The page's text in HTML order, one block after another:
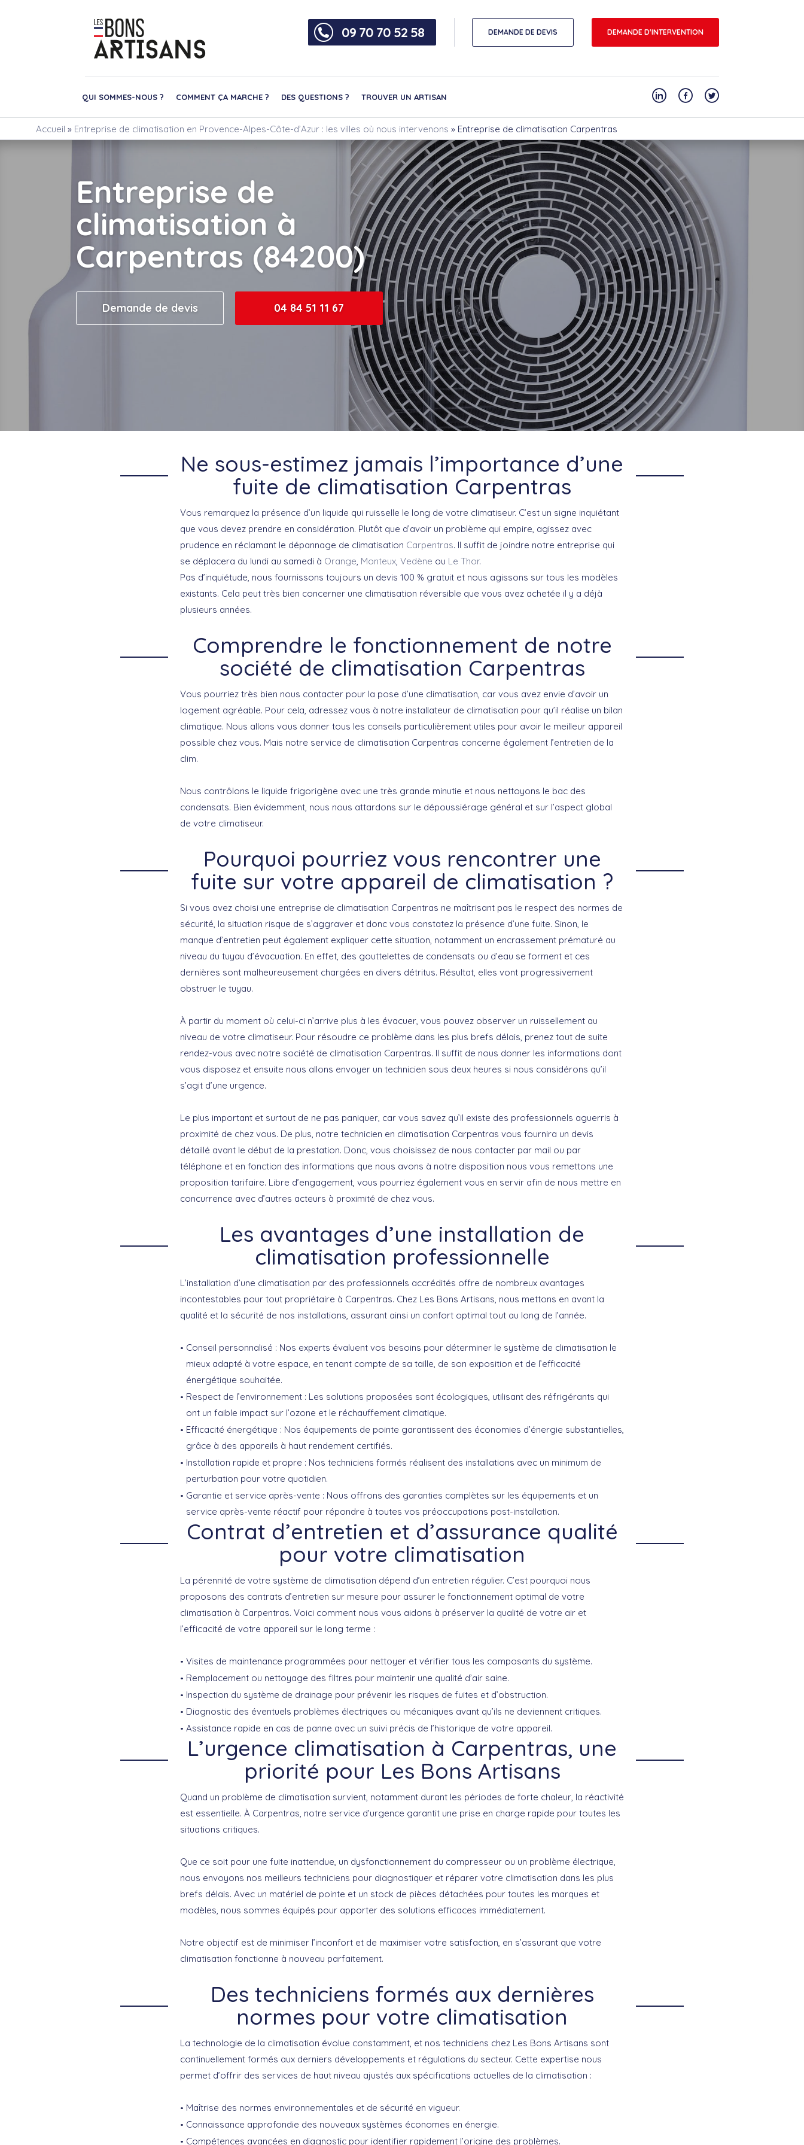
09 70 70 52 58 DEMANDE DE DEVIS DEMANDE D'INTERVENTION
QUI SOMMES-NOUS ? COMMENT ÇA MARCHE ? DES QUESTIONS ? TROUVER UN ARTISAN
Accueil » Entreprise de climatisation en Provence-Alpes-Côte-d’Azur : les villes où nous intervenons » Entreprise de climatisation Carpentras
Entreprise de
climatisation à
Carpentras (84200)
Demande de devis 04 84 51 11 67
Ne sous-estimez jamais l’importance d’une
fuite de climatisation Carpentras
Vous remarquez la présence d’un liquide qui ruisselle le long de votre climatiseur. C’est un signe inquiétant
que vous devez prendre en considération. Plutôt que d’avoir un problème qui empire, agissez avec
prudence en réclamant le dépannage de climatisation Carpentras. Il suffit de joindre notre entreprise qui
se déplacera du lundi au samedi à Orange, Monteux, Vedène ou Le Thor.
Pas d’inquiétude, nous fournissons toujours un devis 100 % gratuit et nous agissons sur tous les modèles
existants. Cela peut très bien concerner une climatisation réversible que vous avez achetée il y a déjà
plusieurs années.
Comprendre le fonctionnement de notre
société de climatisation Carpentras
Vous pourriez très bien nous contacter pour la pose d’une climatisation, car vous avez envie d’avoir un
logement agréable. Pour cela, adressez vous à notre installateur de climatisation pour qu’il réalise un bilan
climatique. Nous allons vous donner tous les conseils particulièrement utiles pour avoir le meilleur appareil
possible chez vous. Mais notre service de climatisation Carpentras concerne également l’entretien de la
clim.
Nous contrôlons le liquide frigorigène avec une très grande minutie et nous nettoyons le bac des
condensats. Bien évidemment, nous nous attardons sur le dépoussiérage général et sur l’aspect global
de votre climatiseur.
Pourquoi pourriez vous rencontrer une
fuite sur votre appareil de climatisation ?
Si vous avez choisi une entreprise de climatisation Carpentras ne maîtrisant pas le respect des normes de
sécurité, la situation risque de s’aggraver et donc vous constatez la présence d’une fuite. Sinon, le
manque d’entretien peut également expliquer cette situation, notamment un encrassement prématuré au
niveau du tuyau d’évacuation. En effet, des gouttelettes de condensats ou d’eau se forment et ces
dernières sont malheureusement chargées en divers détritus. Résultat, elles vont progressivement
obstruer le tuyau.
À partir du moment où celui-ci n’arrive plus à les évacuer, vous pouvez observer un ruissellement au
niveau de votre climatiseur. Pour résoudre ce problème dans les plus brefs délais, prenez tout de suite
rendez-vous avec notre société de climatisation Carpentras. Il suffit de nous donner les informations dont
vous disposez et ensuite nous allons envoyer un technicien sous deux heures si nous considérons qu’il
s’agit d’une urgence.
Le plus important et surtout de ne pas paniquer, car vous savez qu’il existe des professionnels aguerris à
proximité de chez vous. De plus, notre technicien en climatisation Carpentras vous fournira un devis
détaillé avant le début de la prestation. Donc, vous choisissez de nous contacter par mail ou par
téléphone et en fonction des informations que nous avons à notre disposition nous vous remettons une
proposition tarifaire. Libre d’engagement, vous pourriez également vous en servir afin de nous mettre en
concurrence avec d’autres acteurs à proximité de chez vous.
Les avantages d’une installation de
climatisation professionnelle
L’installation d’une climatisation par des professionnels accrédités offre de nombreux avantages
incontestables pour tout propriétaire à Carpentras. Chez Les Bons Artisans, nous mettons en avant la
qualité et la sécurité de nos installations, assurant ainsi un confort optimal tout au long de l’année.
Conseil personnalisé : Nos experts évaluent vos besoins pour déterminer le système de climatisation le
mieux adapté à votre espace, en tenant compte de sa taille, de son exposition et de l’efficacité
énergétique souhaitée.
Respect de l’environnement : Les solutions proposées sont écologiques, utilisant des réfrigérants qui
ont un faible impact sur l’ozone et le réchauffement climatique.
Efficacité énergétique : Nos équipements de pointe garantissent des économies d’énergie substantielles,
grâce à des appareils à haut rendement certifiés.
Installation rapide et propre : Nos techniciens formés réalisent des installations avec un minimum de
perturbation pour votre quotidien.
Garantie et service après-vente : Nous offrons des garanties complètes sur les équipements et un
service après-vente réactif pour répondre à toutes vos préoccupations post-installation.
Contrat d’entretien et d’assurance qualité
pour votre climatisation
La pérennité de votre système de climatisation dépend d’un entretien régulier. C’est pourquoi nous
proposons des contrats d’entretien sur mesure pour assurer le fonctionnement optimal de votre
climatisation à Carpentras. Voici comment nous vous aidons à préserver la qualité de votre air et
l’efficacité de votre appareil sur le long terme :
Visites de maintenance programmées pour nettoyer et vérifier tous les composants du système.
Remplacement ou nettoyage des filtres pour maintenir une qualité d’air saine.
Inspection du système de drainage pour prévenir les risques de fuites et d’obstruction.
Diagnostic des éventuels problèmes électriques ou mécaniques avant qu’ils ne deviennent critiques.
Assistance rapide en cas de panne avec un suivi précis de l’historique de votre appareil.
L’urgence climatisation à Carpentras, une
priorité pour Les Bons Artisans
Quand un problème de climatisation survient, notamment durant les périodes de forte chaleur, la réactivité
est essentielle. À Carpentras, notre service d’urgence garantit une prise en charge rapide pour toutes les
situations critiques.
Que ce soit pour une fuite inattendue, un dysfonctionnement du compresseur ou un problème électrique,
nous envoyons nos meilleurs techniciens pour diagnostiquer et réparer votre climatisation dans les plus
brefs délais. Avec un matériel de pointe et un stock de pièces détachées pour toutes les marques et
modèles, nous sommes équipés pour apporter des solutions efficaces immédiatement.
Notre objectif est de minimiser l’inconfort et de maximiser votre satisfaction, en s’assurant que votre
climatisation fonctionne à nouveau parfaitement.
Des techniciens formés aux dernières
normes pour votre climatisation
La technologie de la climatisation évolue constamment, et nos techniciens chez Les Bons Artisans sont
continuellement formés aux derniers développements et régulations du secteur. Cette expertise nous
permet d’offrir des services de haut niveau ajustés aux spécifications actuelles de la climatisation :
Maîtrise des normes environnementales et de sécurité en vigueur.
Connaissance approfondie des nouveaux systèmes économes en énergie.
Compétences avancées en diagnostic pour identifier rapidement l’origine des problèmes.